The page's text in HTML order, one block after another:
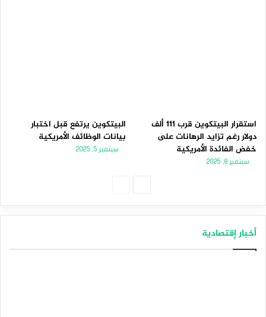
استقرار البيتكوين قرب 111 ألف
دولار رغم تزايد الرهانات على
خفض الفائدة الأمريكية
سبتمبر 8, 2025
البيتكوين يرتفع قبل اختبار
بيانات الوظائف الأمريكية
سبتمبر 5, 2025
أخبار إقتصادية